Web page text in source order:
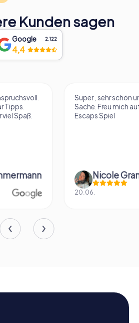
Kunden sagen
Google 2.122
4,4
Tipps.
Spaß.
Super , sehr schön
Sache. Freu mich
Escaps Spiel
Nicole
20.06.